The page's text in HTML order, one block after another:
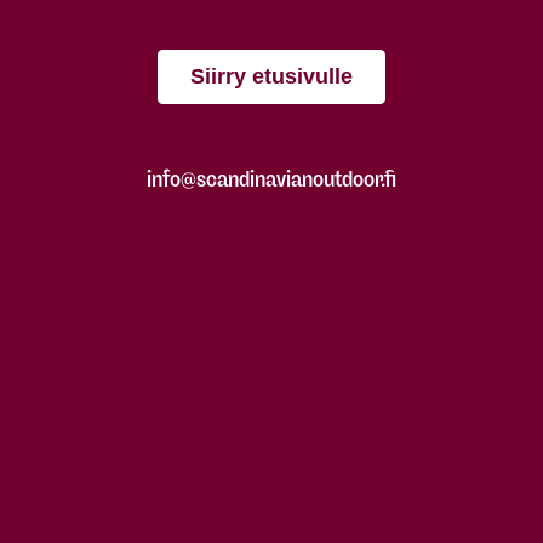
Siirry etusivulle
info@scandinavianoutdoor.fi